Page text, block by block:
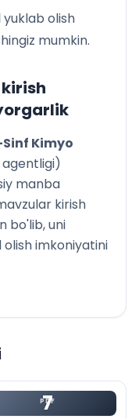
muhim sinflari
nomlanishi
nomlanishi
bilan mis (II)-oksid,
almashinish
mahsulotlarini
olish
mumkin.
kirish
Kimyo
agentligi)
manba
kirish
bo'lib, uni
imkoniyatini
7
PDF